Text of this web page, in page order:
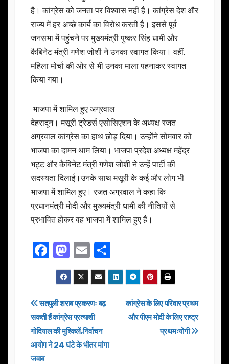
है। कांग्रेस को जनता पर विश्वास नहीं है। कांग्रेस देश और
राज्य में हर अच्छे कार्य का विरोध करती है। इससे पूर्व
जनसभा में पहुंचने पर मुख्यमंत्री पुष्कर सिंह धामी और
कैबिनेट मंत्री गणेश जोशी ने उनका स्वागत किया। वहीं,
महिला मोर्चा की ओर से भी उनका माला पहनाकर स्वागत
किया गया।
भाजपा में शामिल हुए अग्रवाल
देहरादून। मसूरी ट्रेडर्स एसोसिएशन के अध्यक्ष रजत
अग्रवाल कांग्रेस का हाथ छोड़ दिया। उन्होंने सोमवार को
भाजपा का दामन थाम लिया। भाजपा प्रदेश अध्यक्ष महेंद्र
भट्ट और कैबिनेट मंत्री गणेश जोशी ने उन्हें पार्टी की
सदस्यता दिलाई।उनके साथ मसूरी के कई और लोग भी
भाजपा में शामिल हुए। रजत अग्रवाल ने कहा कि
प्रधानमंत्री मोदी और मुख्यमंत्री धामी की नीतियों से
प्रभावित होकर वह भाजपा में शामिल हुए हैं।
F
a
c
e
b
o
o
M
a
st
o
d
o
n
E
m
ail
h
ar
Post
navigation
कांग्रेस के लिए परिवार प्रथम
और पीएम मोदी के लिए राष्ट्र
प्रथमःयोगी
सतपुली शराब प्रकरणः बढ़
सकती हैं कांग्रेस प्रत्याशी
गोदियाल की मुश्किलें,निर्वाचन
आयोग ने 24 घंटे के भीतर मांगा
जवाब